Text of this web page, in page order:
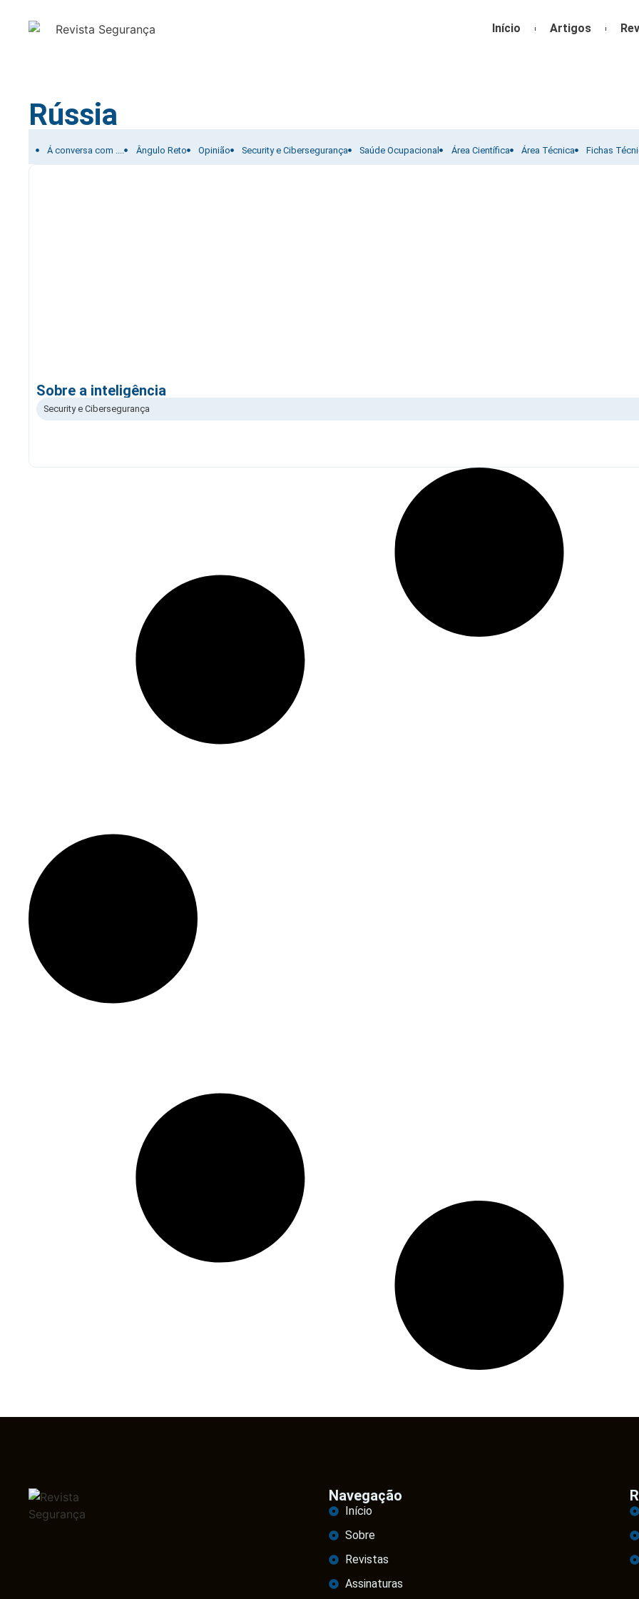
Início Artigos
Rússia
Filtrar por:
Á conversa com .... Ângulo Reto Opinião Security e Cibersegurança Saúde Ocupacional Área Científica Área Técnica Fichas
Sobre a inteligência
Security e Cibersegurança
Navegação
Início
Sobre
Revistas
Assinaturas